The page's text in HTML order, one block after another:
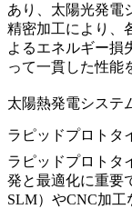
あり、太陽光発電
精密加工により、
よるエネルギー損
って一貫した性能
太陽熱発電システ
ラピッドプロトタ
ラピッドプロトタ
発と最適化に重要
SLM）やCNC加工